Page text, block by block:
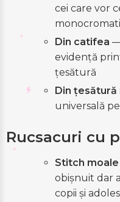
cei care vor
Din catifea
evidență
țesătură
Din țesătură
universală
Rucsacuri cu
Stitch moale
obișnuit dar
copii și